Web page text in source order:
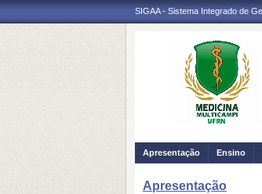
SIGAA - Sistema Integrado de
Apresentação Ensino
Apresentação